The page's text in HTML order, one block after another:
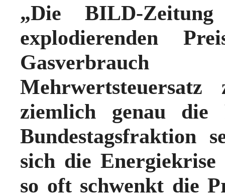
„Die BILD-
explodierenden
Gasverbrauch
ziemlich genau
Bundestagsfraktion
sich die Energiekrise
so oft schwenkt die